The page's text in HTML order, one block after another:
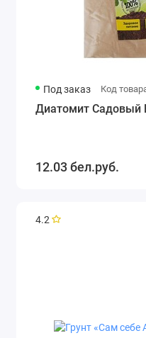
Под заказ Код
Диатомит Садовый
12.03 бел.руб.
4.2